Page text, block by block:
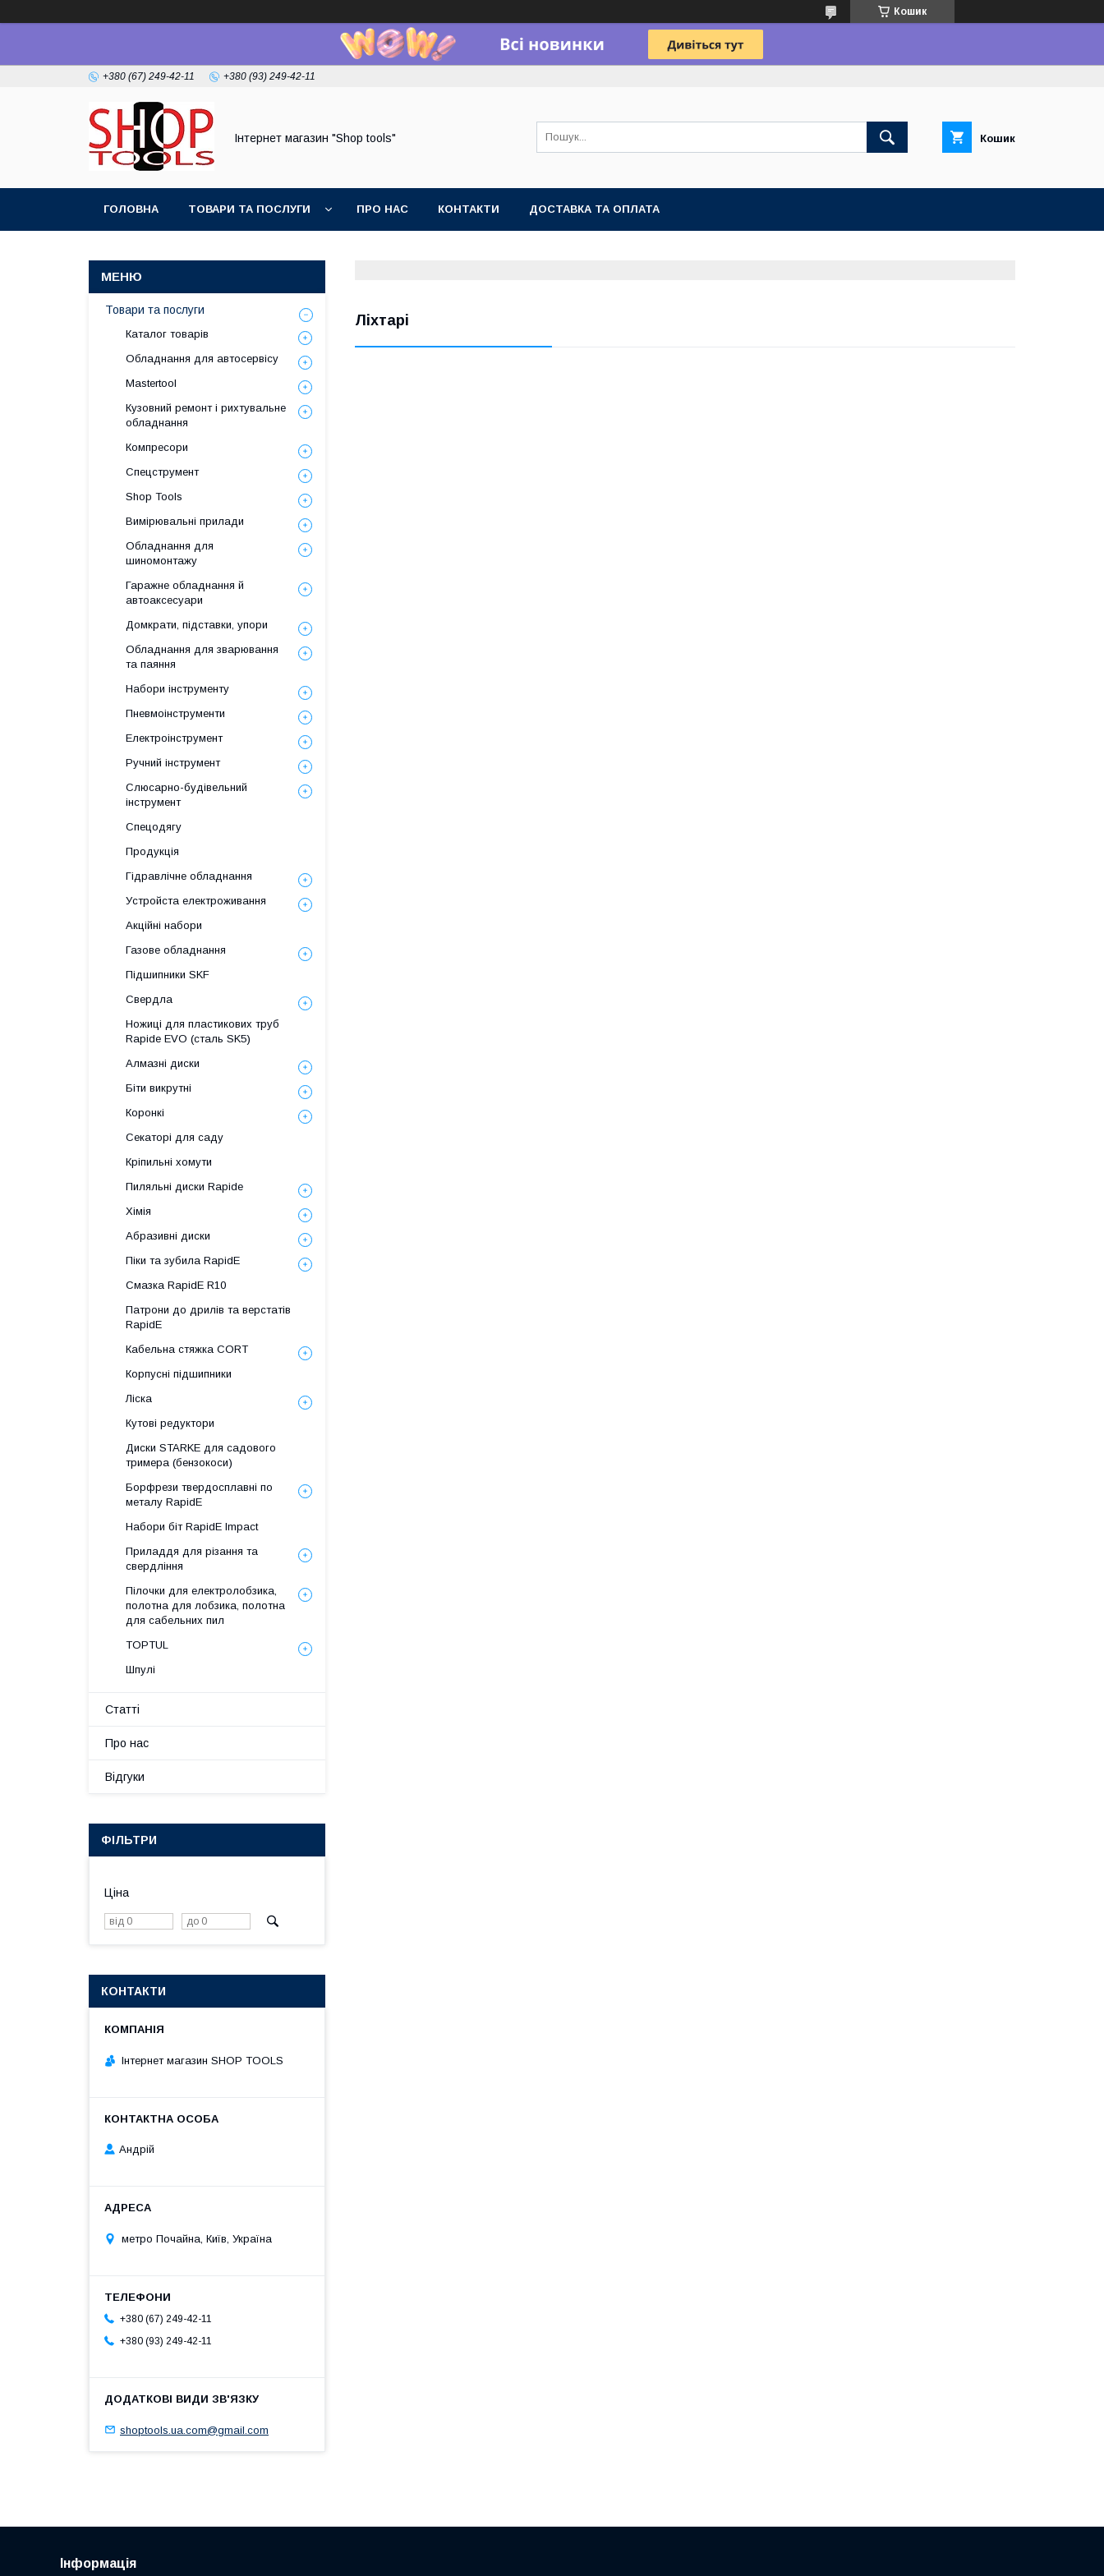
Кошик
+380 (67) 249-42-11 +380 (93) 249-42-11
Інтернет магазин "Shop tools" Кошик
ГОЛОВНА ТОВАРИ ТА ПОСЛУГИ ПРО НАС КОНТАКТИ ДОСТАВКА ТА ОПЛАТА
Ліхтарі
Товари та послуги
Каталог товарів
Обладнання для автосервісу
Mastertool
Кузовний ремонт і рихтувальне
обладнання
Компресори
Спецструмент
Shop Tools
Вимірювальні прилади
Обладнання для
шиномонтажу
Гаражне обладнання й
автоаксесуари
Домкрати, підставки, упори
Обладнання для зварювання
та паяння
Набори інструменту
Пневмоінструменти
Електроінструмент
Ручний інструмент
Слюсарно-будівельний
інструмент
Спецодягу
Продукція
Гідравлічне обладнання
Уcтpoйстa елeктpoживання
Акційні набори
Газове обладнання
Підшипники SKF
Свердла
Ножиці для пластикових труб
Rapide EVO (сталь SK5)
Алмазні диски
Біти викрутні
Коронкі
Секаторі для саду
Кріпильні хомути
Пиляльні диски Rapide
Хімія
Абразивні диски
Піки та зубила RapidE
Смазка RapidE R10
Патрони до дрилів та верстатів
RapidE
Кабельна стяжка СORT
Корпусні підшипники
Ліска
Кутові редуктори
Диски STARKE для садового
тримера (бензокоси)
Борфрези твердосплавні по
металу RapidE
Набори біт RapidE Impact
Приладдя для різання та
свердління
Пілочки для електролобзика,
полотна для лобзика, полотна
для сабельних пил
TOPTUL
Шпулі
Статті
Про нас
Відгуки
ФІЛЬТРИ
Ціна
КОНТАКТИ
Інтернет магазин SHOP TOOLS
Андрій
метро Почайна, Київ, Україна
+380 (67) 249-42-11
+380 (93) 249-42-11
shoptools.ua.com@gmail.com
Інформація